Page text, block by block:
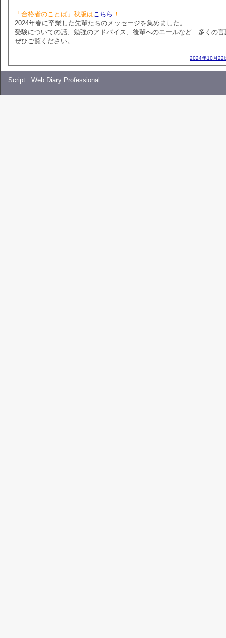
「合格者のことば」秋版はこちら ！
2024年春に卒業した先輩たちのメッセージを集めました。
受験についての話、勉強のアドバイス、後輩へのエールなど…多くの
ぜひご覧ください。
2024年10月22
Script : Web Diary Professional